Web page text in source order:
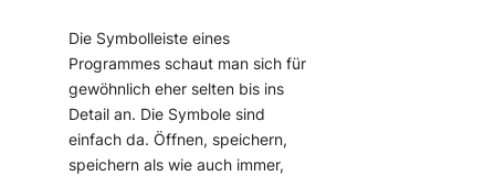
Die Symbolleiste eines
Programmes schaut man sich für
gewöhnlich eher selten bis ins
Detail an. Die Symbole sind
einfach da. Öffnen, speichern,
speichern als wie auch immer,